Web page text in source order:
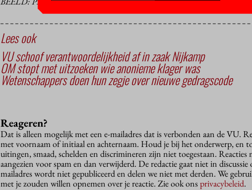
Lees ook
VU schoof verantwoordelijkheid af in zaak Nijkamp
OM stopt met uitzoeken wie anonieme klager was
Wetenschappers doen hun zegje over nieuwe gedragscode
Reageren?
Dat is alleen mogelijk met een e-mailadres dat is verbonden aan de VU.
met voornaam of initiaal en achternaam. Houd je bij het onderwerp, en
uitingen, smaad, schelden en discrimineren zijn niet toegestaan. Reacties
aangezien voor spam en dan verwijderd. De redactie gaat niet in discussie
mailadres wordt niet gepubliceerd en delen we niet met derden. We
met je zouden willen opnemen over je reactie. Zie ook onsprivacybeleid.